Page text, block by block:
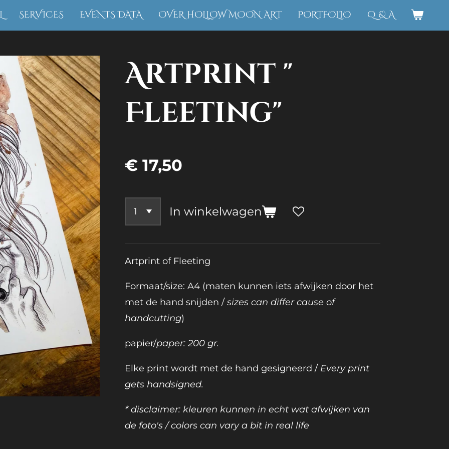
SERVICES EVENTS DATA OVER HOLLOW MOON ART PORTFOLIO Q & A
Artprint "
Fleeting"
€ 17,50
In winkelwagen
Artprint of Fleeting
Formaat/size: A4 (maten kunnen iets afwijken door het
met de hand snijden / sizes can differ cause of
handcutting)
papier/paper: 200 gr.
Elke print wordt met de hand gesigneerd / Every print
gets handsigned.
* disclaimer: kleuren kunnen in echt wat afwijken van
de foto's / colors can vary a bit in real life